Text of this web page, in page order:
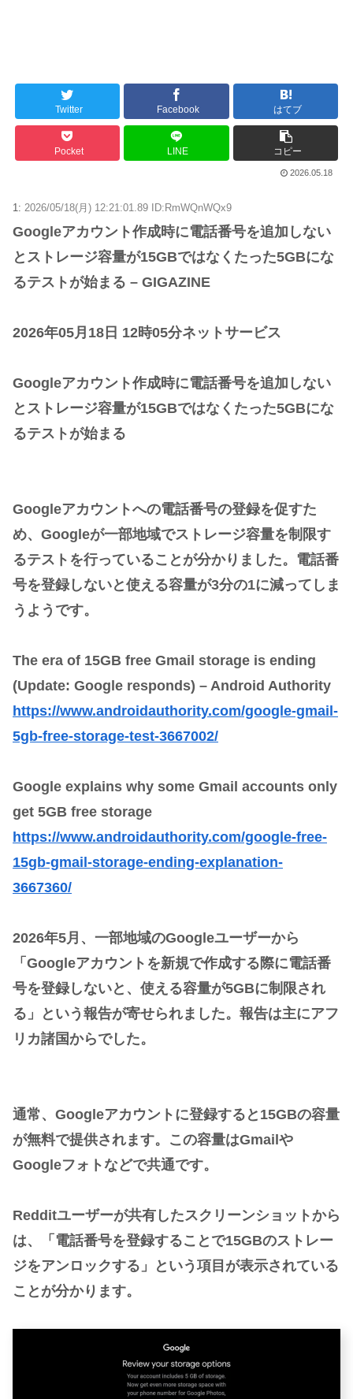
Powered by livedoor 相互RSS
Twitter Facebook はてブ
Pocket LINE コピー
2026.05.18
1: 2026/05/18(月) 12:21:01.89 ID:RmWQnWQx9
Googleアカウント作成時に電話番号を追加しない
とストレージ容量が15GBではなくたった5GBにな
るテストが始まる – GIGAZINE
2026年05月18日 12時05分ネットサービス
Googleアカウント作成時に電話番号を追加しない
とストレージ容量が15GBではなくたった5GBにな
るテストが始まる
Googleアカウントへの電話番号の登録を促すた
め、Googleが一部地域でストレージ容量を制限す
るテストを行っていることが分かりました。電話番
号を登録しないと使える容量が3分の1に減ってしま
うようです。
The era of 15GB free Gmail storage is ending
(Update: Google responds) – Android Authority
https://www.androidauthority.com/google-gmail-
5gb-free-storage-test-3667002/
Google explains why some Gmail accounts only
get 5GB free storage
https://www.androidauthority.com/google-free-
15gb-gmail-storage-ending-explanation-
3667360/
2026年5月、一部地域のGoogleユーザーから
「Googleアカウントを新規で作成する際に電話番
号を登録しないと、使える容量が5GBに制限され
る」という報告が寄せられました。報告は主にアフ
リカ諸国からでした。
通常、Googleアカウントに登録すると15GBの容量
が無料で提供されます。この容量はGmailや
Googleフォトなどで共通です。
Redditユーザーが共有したスクリーンショットから
は、「電話番号を登録することで15GBのストレー
ジをアンロックする」という項目が表示されている
ことが分かります。